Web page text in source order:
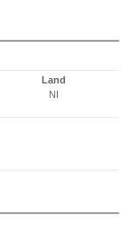
Land
NI